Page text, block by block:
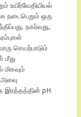
உயிர்வேதியியல்
நடைபெறும் ஒரு
நகர்வது,
செயற்பாடும்
மீது
இரத்தத்தின் pH